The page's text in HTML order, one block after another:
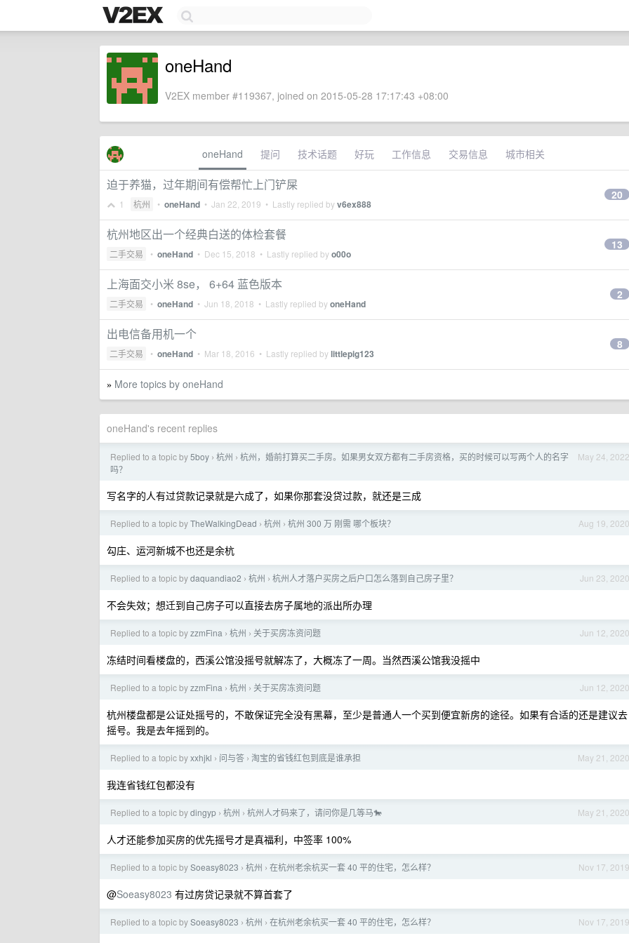
oneHand
V2EX member #119367, joined on 2015-05-28 17:17:43 +08:00
oneHand 提问 技术话题 好玩 工作信息 交易信息 城市相关
迫于养猫，过年期间有偿帮忙上门铲屎
1 杭州 • oneHand • Jan 22, 2019 • Lastly replied byv6ex888
20
杭州地区出一个经典白送的体检套餐
二手交易 • oneHand • Dec 15, 2018 • Lastly replied byo00o
13
上海面交小米 8se， 6+64 蓝色版本
二手交易 • oneHand • Jun 18, 2018 • Lastly replied byoneHand
2
出电信备用机一个
二手交易 • oneHand • Mar 18, 2016 • Lastly replied bylittlepig123
8
» More topics by oneHand
oneHand's recent replies
May 24, 2022
Replied to a topic by5boy › 杭州 › 杭州，婚前打算买二手房。如果男女双方都有二手房资格，买的时候可以写两个人的名字
吗？
写名字的人有过贷款记录就是六成了，如果你那套没贷过款，就还是三成
Aug 19, 2020
Replied to a topic byTheWalkingDead › 杭州 › 杭州 300 万 刚需 哪个板块？
勾庄、运河新城不也还是余杭
Jun 23, 2020
Replied to a topic bydaquandiao2 › 杭州 › 杭州人才落户买房之后户口怎么落到自己房子里？
不会失效；想迁到自己房子可以直接去房子属地的派出所办理
Jun 12, 2020
Replied to a topic byzzmFina › 杭州 › 关于买房冻资问题
冻结时间看楼盘的，西溪公馆没摇号就解冻了，大概冻了一周。当然西溪公馆我没摇中
Jun 12, 2020
Replied to a topic byzzmFina › 杭州 › 关于买房冻资问题
杭州楼盘都是公证处摇号的，不敢保证完全没有黑幕，至少是普通人一个买到便宜新房的途径。如果有合适的还是建议去
摇号。我是去年摇到的。
May 21, 2020
Replied to a topic byxxhjkl › 问与答 › 淘宝的省钱红包到底是谁承担
我连省钱红包都没有
May 21, 2020
Replied to a topic bydingyp › 杭州 › 杭州人才码来了，请问你是几等马🐎
人才还能参加买房的优先摇号才是真福利，中签率 100%
Nov 17, 2019
Replied to a topic bySoeasy8023 › 杭州 › 在杭州老余杭买一套 40 平的住宅，怎么样？
@Soeasy8023 有过房贷记录就不算首套了
Nov 17, 2019
Replied to a topic bySoeasy8023 › 杭州 › 在杭州老余杭买一套 40 平的住宅，怎么样？